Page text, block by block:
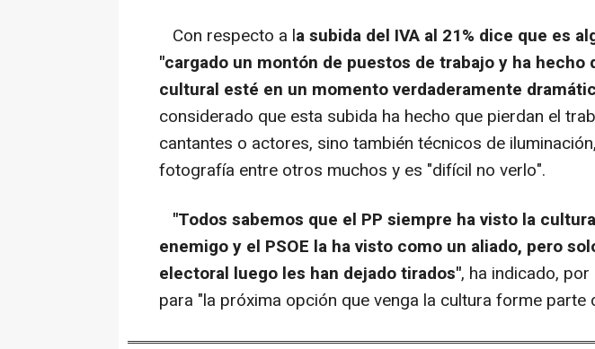
Con respecto a la subida del IVA al 21% dice que es
"cargado un montón de puestos de trabajo y ha hecho
cultural esté en un momento verdaderamente
considerado que esta subida ha hecho que pierdan el
cantantes o actores, sino también técnicos de
fotografía entre otros muchos y es "difícil no verlo".
"Todos sabemos que el PP siempre ha visto la
enemigo y el PSOE la ha visto como un aliado, pero
electoral luego les han dejado tirados", ha indicado,
para "la próxima opción que venga la cultura forme parte